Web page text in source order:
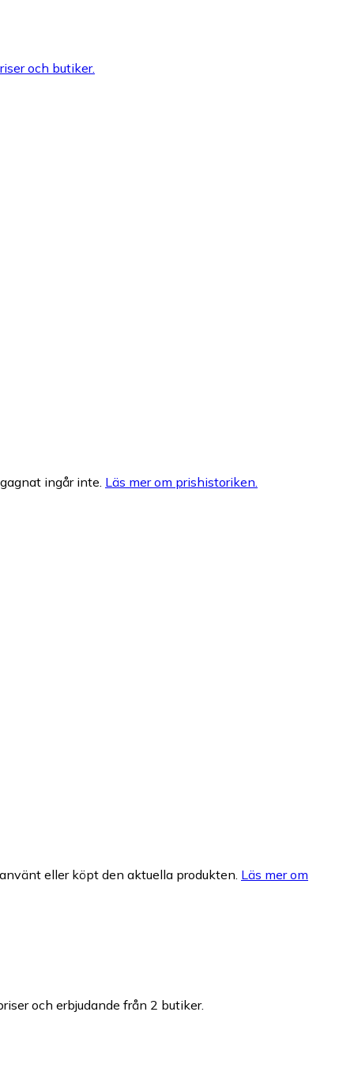
och butiker.
ingår inte. Läs mer om prishistoriken.
eller köpt den aktuella produkten. Läs mer om
och erbjudande från 2 butiker.